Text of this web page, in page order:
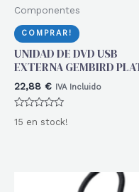
Componentes
COMPRAR!
UNIDAD DE DVD USB
EXTERNA GEMBIRD
22,88 € IVA Incluido
con
15 en stock!